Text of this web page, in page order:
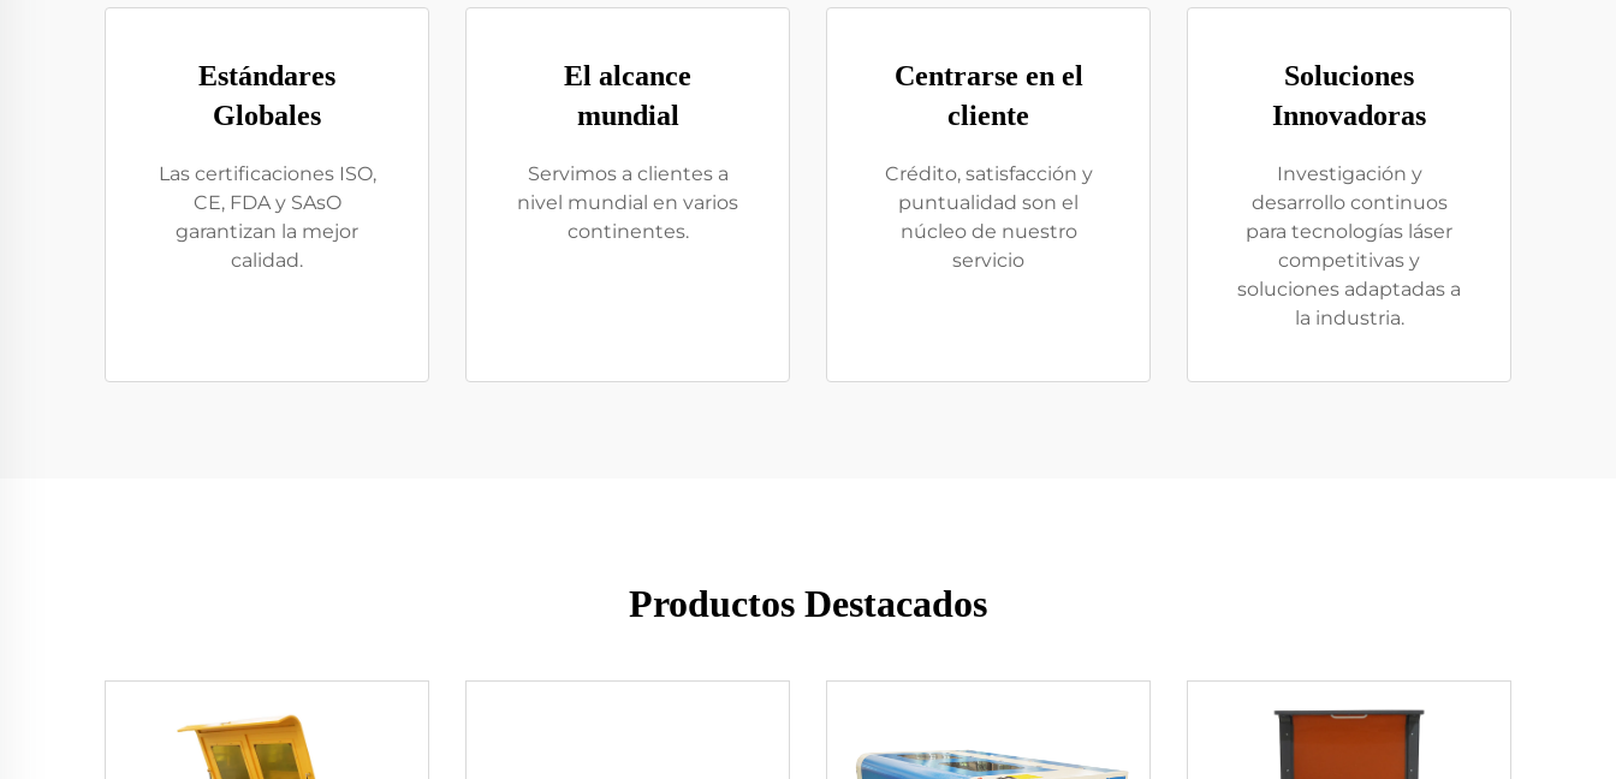
Estándares
Globales
Las certificaciones ISO,
CE, FDA y SAsO
garantizan la mejor
calidad.
El alcance
mundial
Servimos a clientes a
nivel mundial en varios
continentes.
Centrarse en el
cliente
Crédito, satisfacción y
puntualidad son el
núcleo de nuestro
servicio
Soluciones
Innovadoras
Investigación y
desarrollo continuos
para tecnologías láser
competitivas y
soluciones adaptadas a
la industria.
Productos Destacados